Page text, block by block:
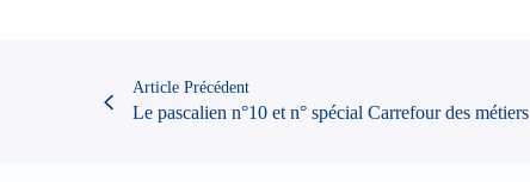
Article Précédent
Le pascalien n°10 et n° spécial Carrefour des métiers